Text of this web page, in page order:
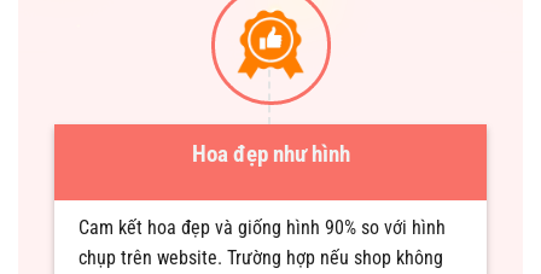
Hoa đẹp như hình
Cam kết hoa đẹp và giống hình 90% so với hình
chụp trên website. Trường hợp nếu shop không